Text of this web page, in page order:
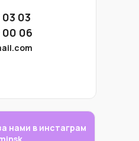
03
00 06
нами в инстаграм